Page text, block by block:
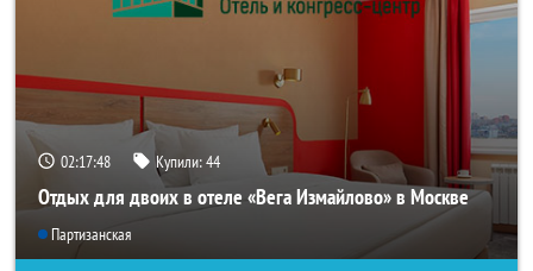
02:17:46 Купили:44
Отдых для двоих в отеле «Вега Измайлово» в Москве
Партизанская